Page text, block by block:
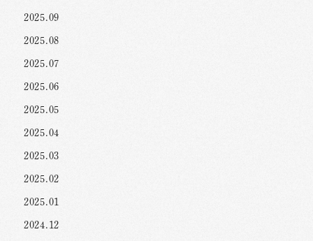
2025.09
2025.08
2025.07
2025.06
2025.05
2025.04
2025.03
2025.02
2025.01
2024.12